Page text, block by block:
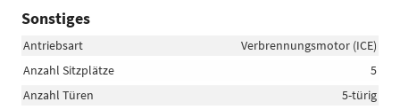
Sonstiges
Antriebsart
Verbrennungsmotor (ICE)
Anzahl Sitzplätze
5
Anzahl Türen
5-türig